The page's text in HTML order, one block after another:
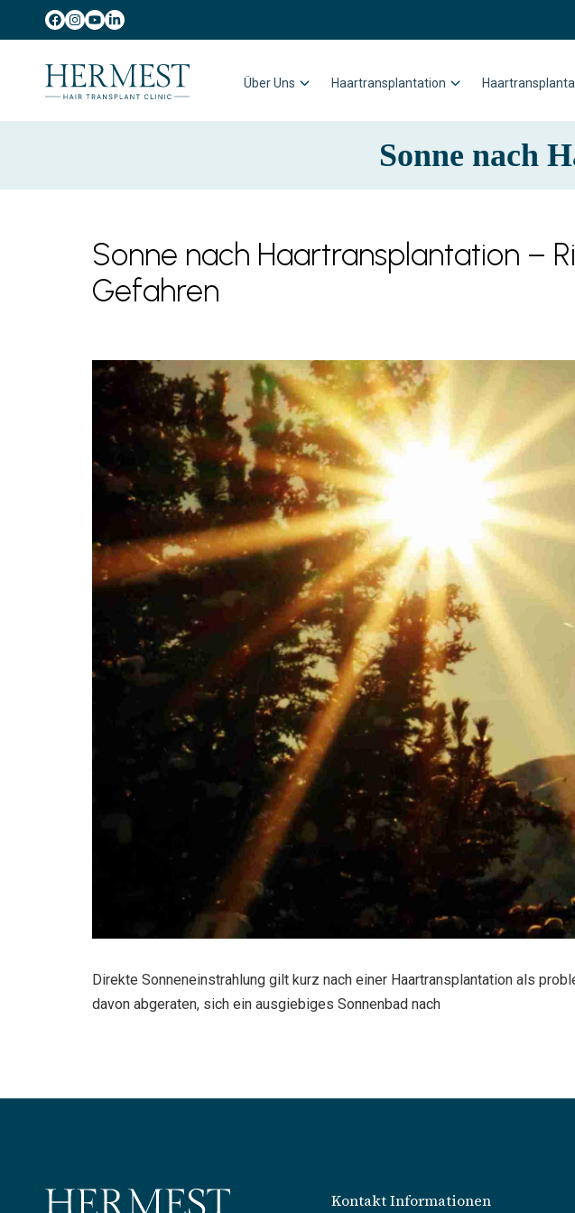
Über Uns Haartransplantation
Sonne nach
Sonne nach Haartransplantation –
Gefahren
Direkte Sonneneinstrahlung gilt kurz nach einer Haartransplantation als
davon abgeraten, sich ein ausgiebiges Sonnenbad nach
Kontakt Informationen